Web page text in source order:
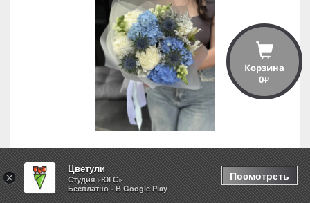
Белые ночи
Корзина
0i
×
Цветули
Студия «ЮГС»
Бесплатно - В Google Play
Посмотреть